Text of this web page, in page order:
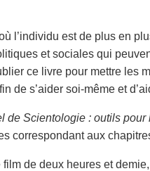
l’individu est de plus en
et sociales qui
ce livre pour mettre les
de s’aider soi-même et
de Scientologie : outils pour
correspondant aux
film de deux heures et